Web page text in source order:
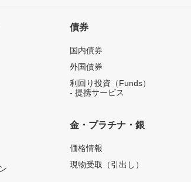
債券
国内債券
外国債券
利回り投資（Funds）
- 提携サービス
金・プラチナ・銀
価格情報
現物受取（引出し）